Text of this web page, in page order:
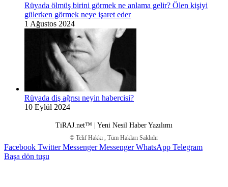
Rüyada ölmüş birini görmek ne anlama gelir? Ölen kişiyi
gülerken görmek neye işaret eder
1 Ağustos 2024
Rüyada diş ağrısı neyin habercisi?
10 Eylül 2024
TiRAJ.net™ | Yeni Nesil Haber Yazılımı
© Telif Hakkı , Tüm Hakları Saklıdır
Facebook Twitter Messenger Messenger WhatsApp Telegram
Başa dön tuşu